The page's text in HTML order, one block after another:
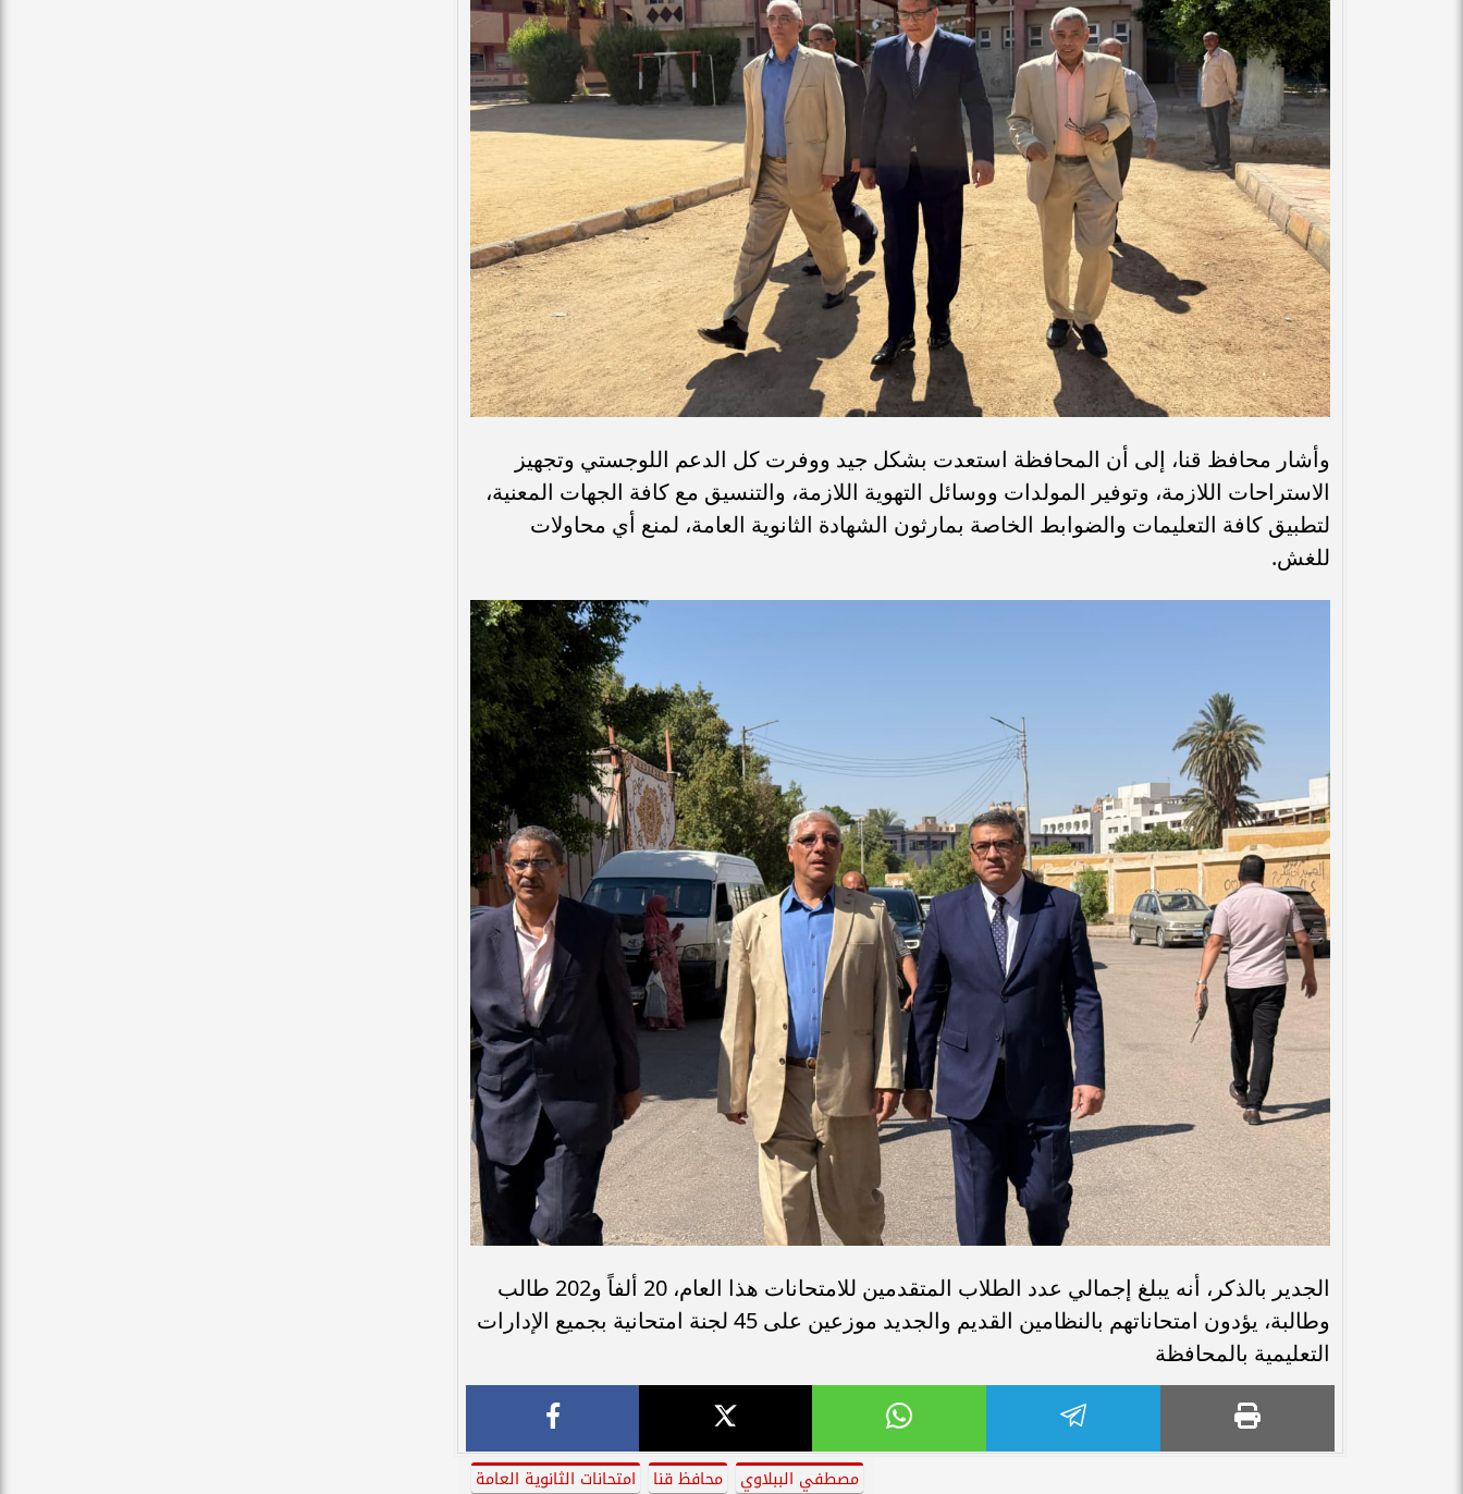
وأشار محافظ قنا، إلى أن المحافظة استعدت بشكل جيد ووفرت كل الدعم اللوجستي وتجهيز
الاستراحات اللازمة، وتوفير المولدات ووسائل التهوية اللازمة، والتنسيق مع كافة الجهات المعنية،
لتطبيق كافة التعليمات والضوابط الخاصة بمارثون الشهادة الثانوية العامة، لمنع أي محاولات
للغش.
الجدير بالذكر، أنه يبلغ إجمالي عدد الطلاب المتقدمين للامتحانات هذا العام، 20 ألفاً و202 طالب
وطالبة، يؤدون امتحاناتهم بالنظامين القديم والجديد موزعين على 45 لجنة امتحانية بجميع الإدارات
التعليمية بالمحافظة
مصطفي الببلاوي محافظ قنا امتحانات الثانوية العامة